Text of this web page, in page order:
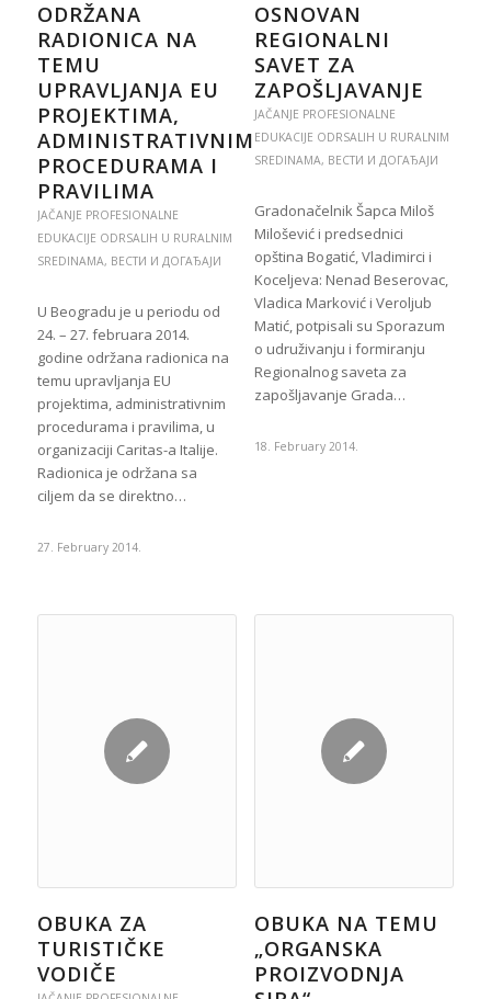
ODRŽANA
RADIONICA NA
TEMU
UPRAVLJANJA EU
PROJEKTIMA,
ADMINISTRATIVNIM
PROCEDURAMA I
PRAVILIMA
JAČANJE PROFESIONALNE
EDUKACIJE ODRSALIH U RURALNIM
SREDINAMA, ВЕСТИ И ДОГАЂАЈИ
U Beogradu je u periodu od
24. – 27. februara 2014.
godine održana radionica na
temu upravljanja EU
projektima, administrativnim
procedurama i pravilima, u
organizaciji Caritas-a Italije.
Radionica je održana sa
ciljem da se direktno…
27. February 2014.
OSNOVAN
REGIONALNI
SAVET ZA
ZAPOŠLJAVANJE
JAČANJE PROFESIONALNE
EDUKACIJE ODRSALIH U RURALNIM
SREDINAMA, ВЕСТИ И ДОГАЂАЈИ
Gradonačelnik Šapca Miloš
Milošević i predsednici
opština Bogatić, Vladimirci i
Koceljeva: Nenad Beserovac,
Vladica Marković i Veroljub
Matić, potpisali su Sporazum
o udruživanju i formiranju
Regionalnog saveta za
zapošljavanje Grada…
18. February 2014.
OBUKA ZA
TURISTIČKE
VODIČE
OBUKA NA TEMU
„ORGANSKA
PROIZVODNJA